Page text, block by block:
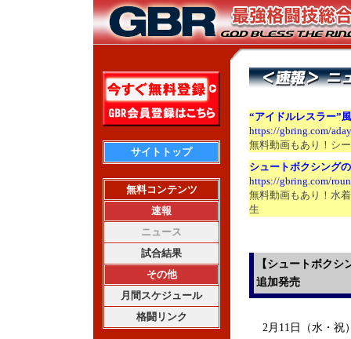
サイトトップ
無料コンテンツ
速報
ニュース
試合結果
その他
月間スケジュール
格闘リンク
“アイドルレスラー”
https://gbring.com/
無料動画もあり！シ
シュートボクシング
https://gbring.com/
無料動画もあり！水
生
【シュートボク
追加発売
2月11日（水・祝